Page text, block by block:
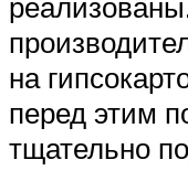
на
перед этим
тщательно